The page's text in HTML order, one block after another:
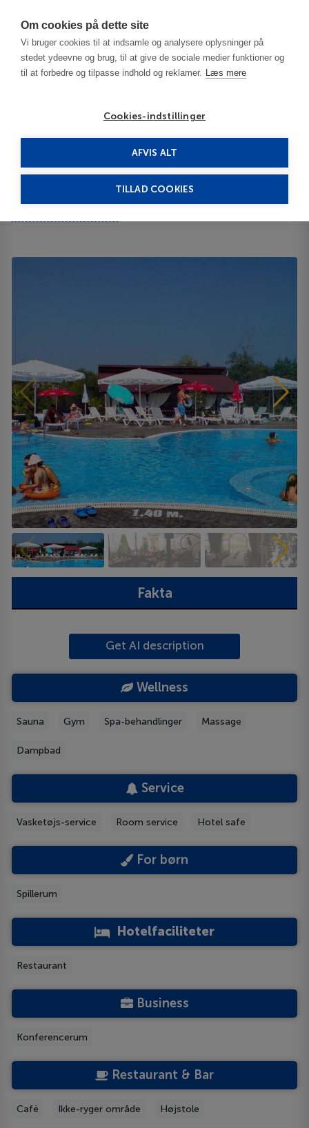
Om cookies på dette site
Vi bruger cookies til at indsamle og analysere oplysninger på
stedet ydeevne og brug, til at give de sociale medier funktioner og
til at forbedre og tilpasse indhold og reklamer. Læs mere
Cookies-indstillinger
AFVIS ALT
TILLAD COOKIES
Hotel Chinar 3***
Hotel Chinar
Fakta
Get AI description
Wellness
Sauna Gym Spa-behandlinger Massage
Dampbad
Service
Vasketøjs-service Room service Hotel safe
For børn
Spillerum
Hotelfaciliteter
Restaurant
Business
Konferencerum
Restaurant & Bar
Café Ikke-ryger område Højstole